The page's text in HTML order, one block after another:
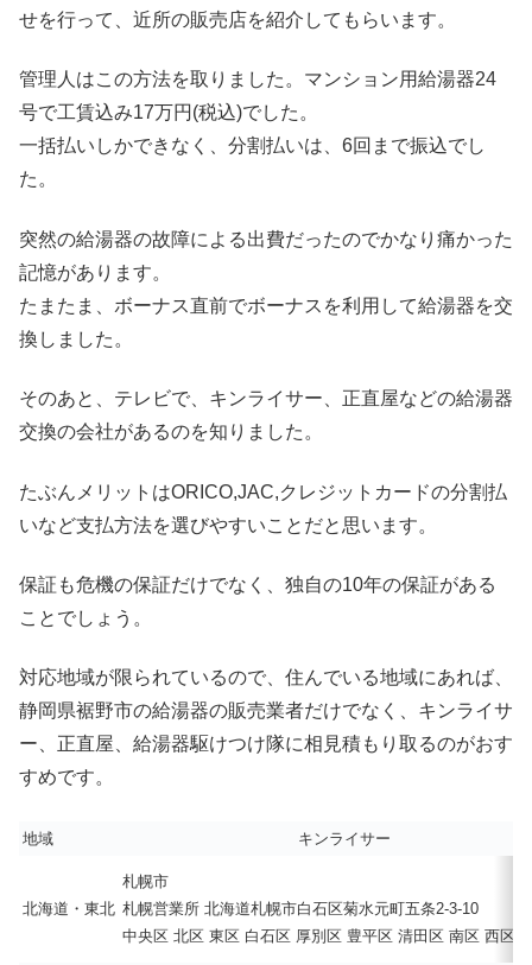
せを行って、近所の販売店を紹介してもらいます。
管理人はこの方法を取りました。マンション用給湯器24
号で工賃込み17万円(税込)でした。
一括払いしかできなく、分割払いは、6回まで振込でし
た。
突然の給湯器の故障による出費だったのでかなり痛かった
記憶があります。
たまたま、ボーナス直前でボーナスを利用して給湯器を交
換しました。
そのあと、テレビで、キンライサー、正直屋などの給湯器
交換の会社があるのを知りました。
たぶんメリットはORICO,JAC,クレジットカードの分割払
いなど支払方法を選びやすいことだと思います。
保証も危機の保証だけでなく、独自の10年の保証がある
ことでしょう。
対応地域が限られているので、住んでいる地域にあれば、
静岡県裾野市の給湯器の販売業者だけでなく、キンライサ
ー、正直屋、給湯器駆けつけ隊に相見積もり取るのがおす
すめです。
地域 キンライサー
北海道・東北
札幌市
札幌営業所 北海道札幌市白石区菊水元町五条2-3-10
中央区 北区 東区 白石区 厚別区 豊平区 清田区 南区 西区